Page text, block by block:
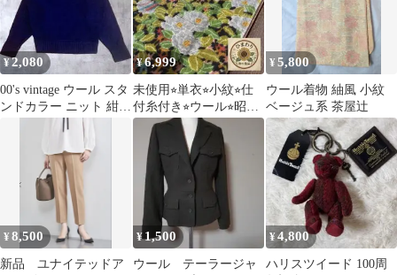
¥2,080
00's vintage ウール スタ
ンドカラー ニット 紺
アーカイブy2k
¥6,999
未使用⭐︎単衣⭐︎小紋⭐︎仕
付糸付き⭐︎ウール⭐︎昭和
レトロ大正ロマン⭐︎花柄
総柄 普段着
¥5,800
ウール着物 紬風 小紋
ベージュ系 茶屋辻
¥8,500
新品 ユナイテッドア
¥1,500
ウール テーラージャ
¥4,800
ハリスツイード 100周